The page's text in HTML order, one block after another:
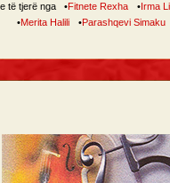
të tjerë nga •Fitnete Rexha •Irma
•Merita Halili •Parashqevi Simaku